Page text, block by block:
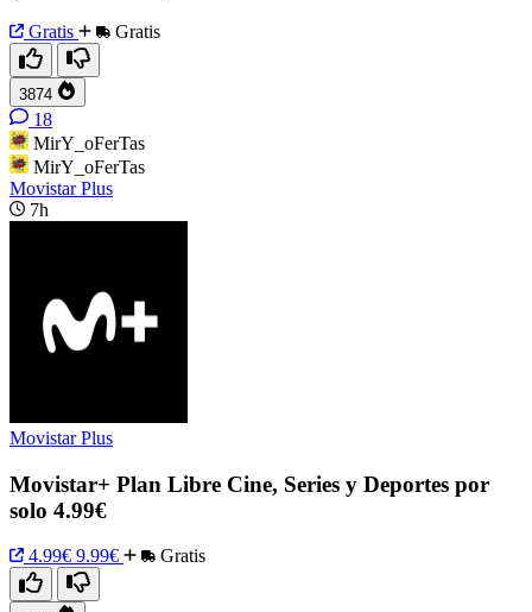
Gratis Gratis
3874
18
MirY_oFerTas
MirY_oFerTas
Movistar Plus
7h
Movistar Plus
Movistar+ Plan Libre Cine, Series y Deportes por
solo 4.99€
4.99€ 9.99€ Gratis